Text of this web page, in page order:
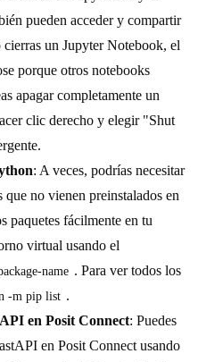
pueden acceder y compartir
un Jupyter Notebook, el
porque otros notebooks
apagar completamente un
clic derecho y elegir "Shut
: A veces, podrías necesitar
no vienen preinstalados en
paquetes fácilmente en tu
virtual usando el
name . Para ver todos los
-m pip list .
en Posit Connect: Puedes
en Posit Connect usando